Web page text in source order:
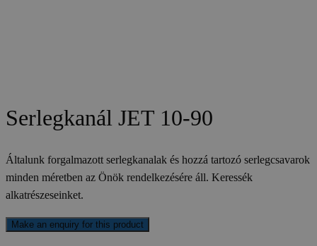
Serlegkanál JET 10-90
Általunk forgalmazott serlegkanalak és hozzá tartozó serlegcsavarok
minden méretben az Önök rendelkezésére áll. Keressék
alkatrészeseinket.